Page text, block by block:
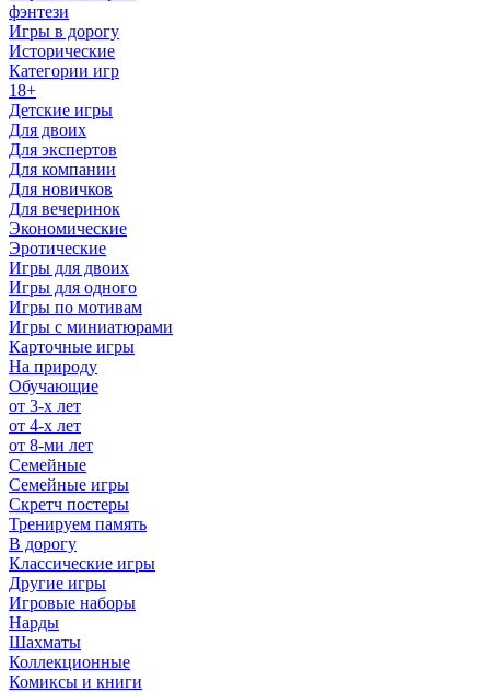
фэнтези
Игры в дорогу
Исторические
Категории игр
18+
Детские игры
Для двоих
Для экспертов
Для компании
Для новичков
Для вечеринок
Экономические
Эротические
Игры для двоих
Игры для одного
Игры по мотивам
Игры с миниатюрами
Карточные игры
На природу
Обучающие
от 3-х лет
от 4-х лет
от 8-ми лет
Семейные
Семейные игры
Скретч постеры
Тренируем память
В дорогу
Классические игры
Другие игры
Игровые наборы
Нарды
Шахматы
Коллекционные
Комиксы и книги